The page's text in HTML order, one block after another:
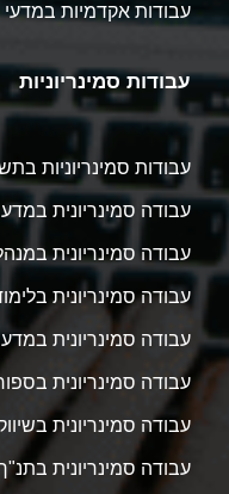
עבודות אקדמיות
עבודות סמינריוניות
עבודות סמינריוניות
עבודה סמינריונית
עבודה סמינריונית
עבודה סמינריונית
עבודה סמינריונית
עבודה סמינריונית
עבודה סמינריונית
עבודה סמינריונית